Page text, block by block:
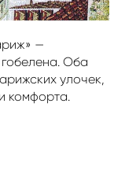
—
Оба
улочек,
комфорта.